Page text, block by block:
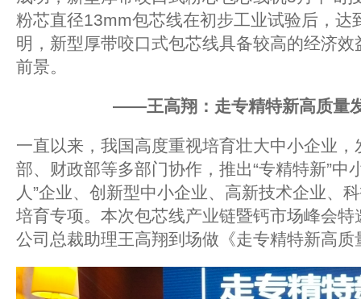
粉芯直径13mm包芯线在初步工业试验后，达
明，新型厚带咬口式包芯线具备较高的经济
前景。
——王高翔：走专精特新高质
一直以来，我国高度重视培育壮大中小企业
部、财政部等多部门协作，推出“专精特新”中
人”企业、创新型中小企业、高新技术企业、
培育专项。本次包芯线产业链暨钙市场峰会
公司总裁助理王高翔到场做《走专精特新高